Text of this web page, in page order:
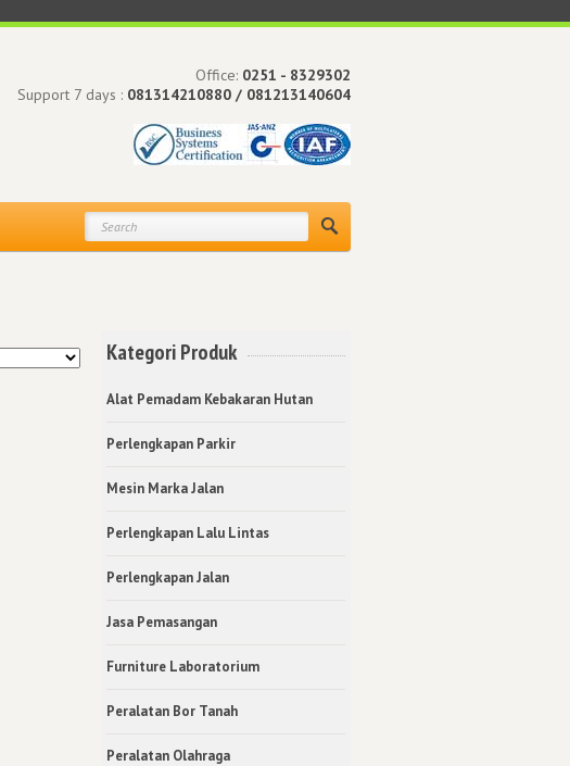
Office: 0251 - 8329302
Support 7 days : 081314210880 / 081213140604
Kategori Produk
Alat Pemadam Kebakaran Hutan
Perlengkapan Parkir
Mesin Marka Jalan
Perlengkapan Lalu Lintas
Perlengkapan Jalan
Jasa Pemasangan
Furniture Laboratorium
Peralatan Bor Tanah
Peralatan Olahraga